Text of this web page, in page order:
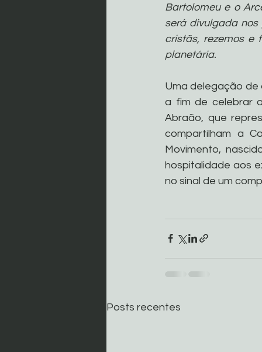
Bartolomeu e o
será divulgada nos
cristãs, rezemos e
planetária.
Uma delegação de
a fim de celebrar
Abraão, que
compartilham a
Movimento,
hospitalidade aos
no sinal de um
Posts recentes